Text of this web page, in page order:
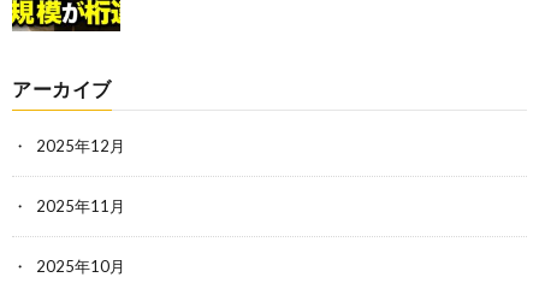
アーカイブ
2025年12月
2025年11月
2025年10月